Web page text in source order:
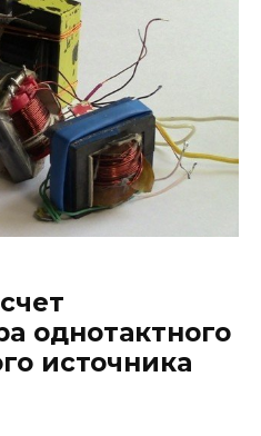
однотактного
источника